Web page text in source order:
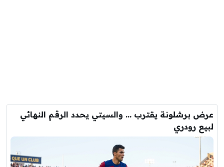
عرض برشلونة يقترب … والسيتي يحدد الرقم النهائي
لبيع رودري